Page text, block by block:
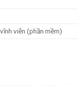
viễn (phần mềm)